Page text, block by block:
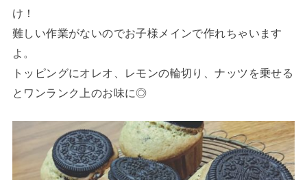
け！
難しい作業がないのでお子様メインで作れちゃいます
よ。
トッピングにオレオ、レモンの輪切り、ナッツを乗せる
とワンランク上のお味に◎